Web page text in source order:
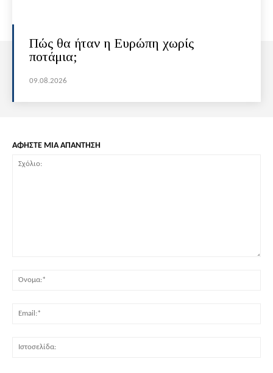
Πώς θα ήταν η Ευρώπη χωρίς
ποτάμια;
09.08.2026
ΑΦΗΣΤΕ ΜΙΑ ΑΠΑΝΤΗΣΗ